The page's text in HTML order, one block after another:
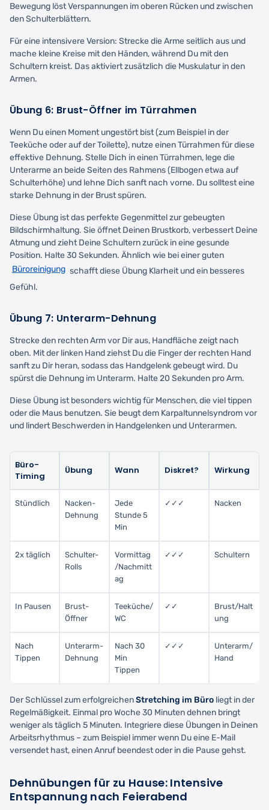
Bewegung löst Verspannungen im oberen Rücken und zwischen
den Schulterblättern.
Für eine intensivere Version: Strecke die Arme seitlich aus und
mache kleine Kreise mit den Händen, während Du mit den
Schultern kreist. Das aktiviert zusätzlich die Muskulatur in den
Armen.
Übung 6: Brust-Öffner im Türrahmen
Wenn Du einen Moment ungestört bist (zum Beispiel in der
Teeküche oder auf der Toilette), nutze einen Türrahmen für diese
effektive Dehnung. Stelle Dich in einen Türrahmen, lege die
Unterarme an beide Seiten des Rahmens (Ellbogen etwa auf
Schulterhöhe) und lehne Dich sanft nach vorne. Du solltest eine
starke Dehnung in der Brust spüren.
Diese Übung ist das perfekte Gegenmittel zur gebeugten
Bildschirmhaltung. Sie öffnet Deinen Brustkorb, verbessert Deine
Atmung und zieht Deine Schultern zurück in eine gesunde
Position. Halte 30 Sekunden. Ähnlich wie bei einer guten
Büroreinigung schafft diese Übung Klarheit und ein besseres
Gefühl.
Übung 7: Unterarm-Dehnung
Strecke den rechten Arm vor Dir aus, Handfläche zeigt nach
oben. Mit der linken Hand ziehst Du die Finger der rechten Hand
sanft zu Dir heran, sodass das Handgelenk gebeugt wird. Du
spürst die Dehnung im Unterarm. Halte 20 Sekunden pro Arm.
Diese Übung ist besonders wichtig für Menschen, die viel tippen
oder die Maus benutzen. Sie beugt dem Karpaltunnelsyndrom vor
und lindert Beschwerden in Handgelenken und Unterarmen.
Büro-
Timing
Übung Wann Diskret? Wirkung
Stündlich
Nacken-
Dehnung
Jede
Stunde 5
Min
✓✓✓ Nacken
2x täglich
Schulter-
Rolls
Vormittag
/Nachmitt
ag
✓✓✓ Schultern
In Pausen
Brust-
Öffner
Teeküche/
WC
✓✓
Brust/Halt
ung
Nach
Tippen
Unterarm-
Dehnung
Nach 30
Min
Tippen
✓✓✓
Unterarm/
Hand
Der Schlüssel zum erfolgreichenStretching im Büro liegt in der
Regelmäßigkeit. Einmal pro Woche 30 Minuten dehnen bringt
weniger als täglich 5 Minuten. Integriere diese Übungen in Deinen
Arbeitsrhythmus – zum Beispiel immer wenn Du eine E-Mail
versendet hast, einen Anruf beendest oder in die Pause gehst.
Dehnübungen für zu Hause: Intensive
Entspannung nach Feierabend